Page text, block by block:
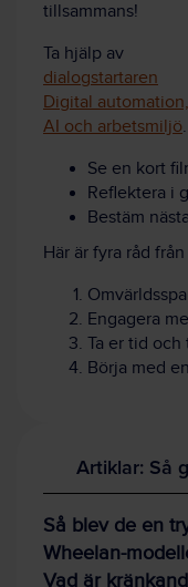
tillsammans!
Ta hjälp av
dialogstartaren
Digital automation,
AI och arbetsmiljö.
Se en kort
Reflektera i
Bestäm
Här är fyra råd
Engagera
Ta er tid
Börja med
Artiklar: Så
Så blev de en
Wheelan-
Vad är